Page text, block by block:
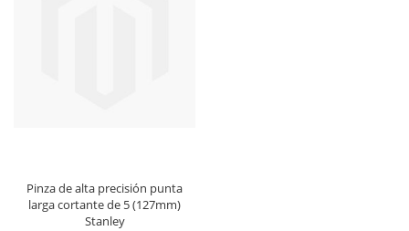
Pinza de alta precisión punta
larga cortante de 5 (127mm)
Stanley